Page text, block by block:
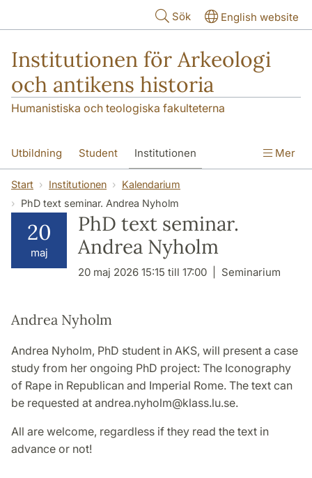
Sök English website
Institutionen för Arkeologi
och antikens historia
Humanistiska och teologiska fakulteterna
Utbildning Student Institutionen
Forskning Kontakt
Mer
Start Institutionen
Kalendarium
PhD text seminar. Andrea Nyholm
20
maj
PhD text seminar.
Andrea Nyholm
20 maj 2026 15:15 till 17:00 Seminarium
Andrea Nyholm
Andrea Nyholm, PhD student in AKS, will present a case
study from her ongoing PhD project: The Iconography
of Rape in Republican and Imperial Rome. The text can
be requested at andrea.nyholm@klass.lu.se.
All are welcome, regardless if they read the text in
advance or not!